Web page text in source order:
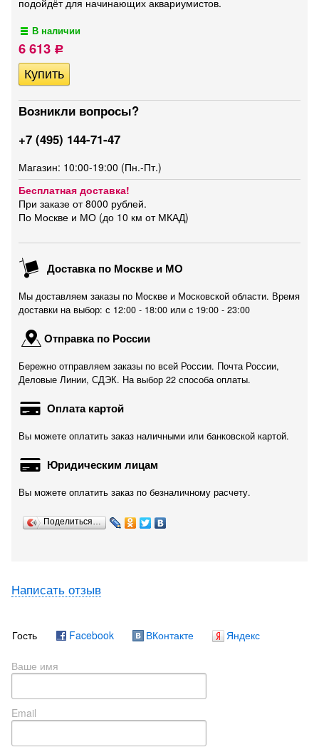
подойдёт для начинающих аквариумистов.
В наличии
6 613 Р
Возникли вопросы?
+7 (495) 144-71-47
Магазин: 10:00-19:00 (Пн.-Пт.)
Бесплатная доставка!
При заказе от 8000 рублей.
По Москве и МО (до 10 км от МКАД)
Доставка по Москве и МО
Мы доставляем заказы по Москве и Московской области. Время
доставки на выбор: с 12:00 - 18:00 или c 19:00 - 23:00
Отправка по России
Бережно отправляем заказы по всей России. Почта России,
Деловые Линии, СДЭК. На выбор 22 способа оплаты.
Оплата картой
Вы можете оплатить заказ наличными или банковской картой.
Юридическим лицам
Вы можете оплатить заказ по безналичному расчету.
Поделиться…
Написать отзыв
Гость Facebook ВКонтакте Яндекс
Ваше имя
Email